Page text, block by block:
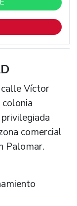
Víctor
colonia
comercial
Palomar.